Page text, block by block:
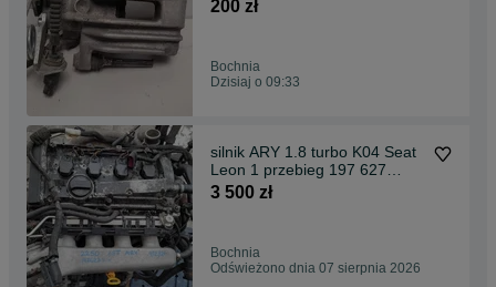
200 zł
Bochnia
Dzisiaj o 09:33
silnik ARY 1.8 turbo K04 Seat
Leon 1 przebieg 197 627
kilometrów
3 500 zł
Bochnia
Odświeżono dnia 07 sierpnia 2026